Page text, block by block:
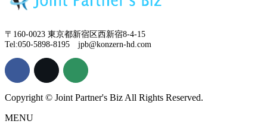
〒160-0023 東京都新宿区西新宿8-4-15
Tel:050-5898-8195 jpb@konzern-hd.com
Copyright © Joint Partner's Biz All Rights Reserved.
MENU